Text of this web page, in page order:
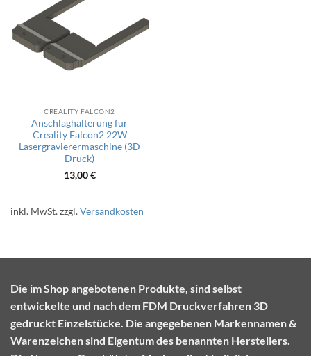
CREALITY FALCON2
Anschlaghalterung für
Creality Falcon2 22W
Lasergravierermaschine (3D
Druck)
13,00€
inkl. MwSt.zzgl.Versandkosten
Die im Shop angebotenen Produkte, sind selbst
entwickelte und nach dem FDM Druckverfahren 3D
gedruckt Einzelstücke. Die angegebenen Markennamen &
Warenzeichen sind Eigentum des benannten Herstellers.